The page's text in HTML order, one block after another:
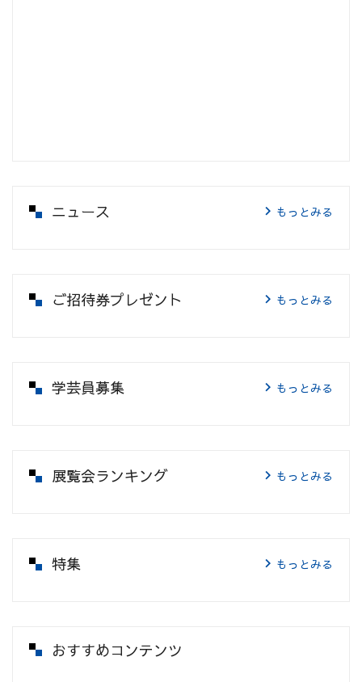
ニュース もっとみる
ご招待券プレゼント もっとみる
学芸員募集 もっとみる
展覧会ランキング もっとみる
特集 もっとみる
おすすめコンテンツ